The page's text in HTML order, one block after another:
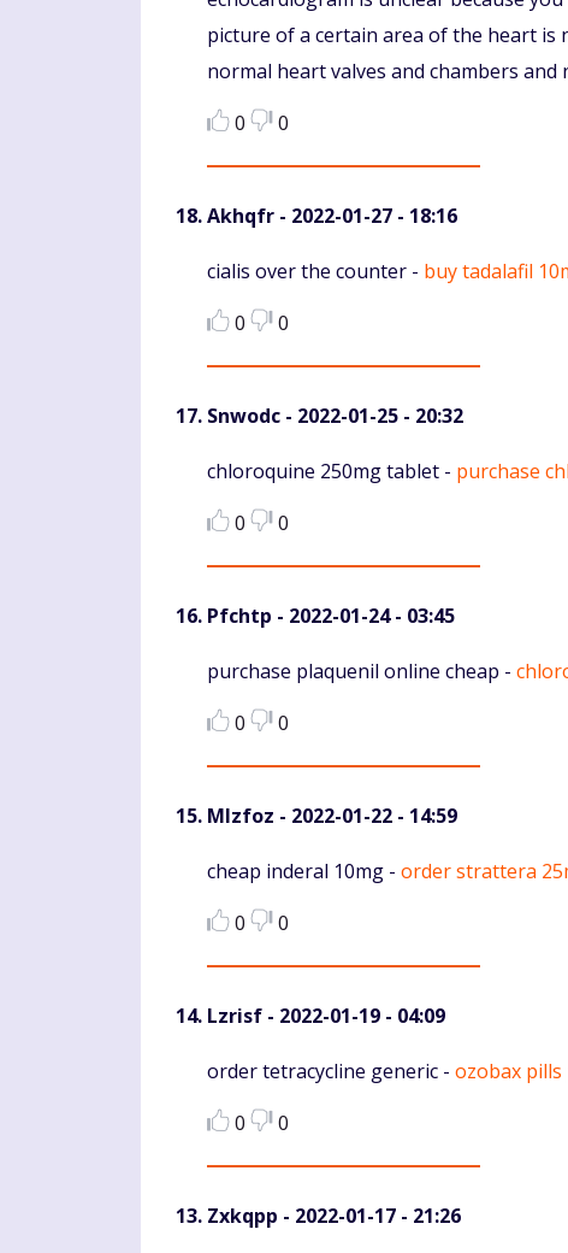
picture of a certain area of the heart is
normal heart valves and chambers
0
0
Akhqfr - 2022-01-27 - 18:16
Komentaras
cialis over the counter - buy tadalafil
0
0
Snwodc - 2022-01-25 - 20:32
Komentaras
chloroquine 250mg tablet - purchase
0
0
Pfchtp - 2022-01-24 - 03:45
Komentaras
purchase plaquenil online cheap -
0
0
Mlzfoz - 2022-01-22 - 14:59
Komentaras
cheap inderal 10mg - order strattera
0
0
Lzrisf - 2022-01-19 - 04:09
Komentaras
order tetracycline generic - ozobax pills
0
0
Zxkqpp - 2022-01-17 - 21:26